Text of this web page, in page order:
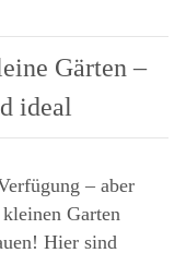
Gärten –
ideal
– aber
Garten
Hier sind